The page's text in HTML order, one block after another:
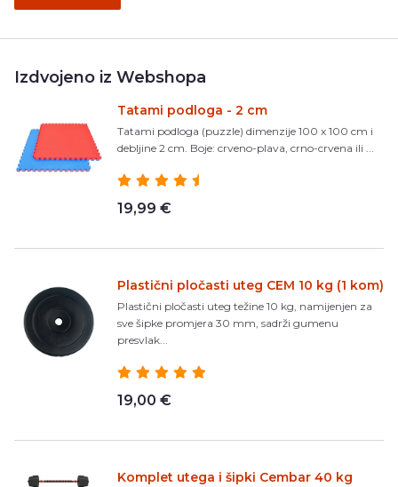
Izdvojeno iz Webshopa
Tatami podloga - 2 cm
Tatami podloga (puzzle) dimenzije 100 x 100 cm i
debljine 2 cm. Boje: crveno-plava, crno-crvena ili ...
19,99 €
Plastični pločasti uteg CEM 10 kg (1 kom)
Plastični pločasti uteg težine 10 kg, namijenjen za
sve šipke promjera 30 mm, sadrži gumenu
presvlak...
19,00 €
Komplet utega i šipki Cembar 40 kg